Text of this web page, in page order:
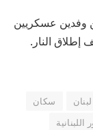
وفدين عسكريين
إطلاق النار.
سكان